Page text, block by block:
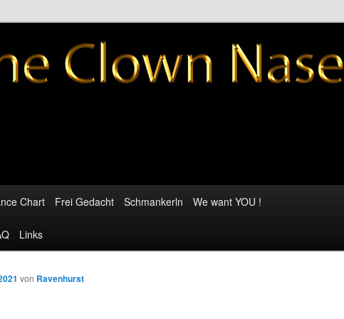
Nase – Award
Chart Frei Gedacht Schmankerln We want YOU !
Links
von Ravenhurst